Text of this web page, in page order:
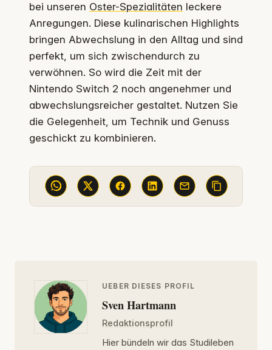
bei unseren Oster-Spezialitäten leckere
Anregungen. Diese kulinarischen Highlights
bringen Abwechslung in den Alltag und sind
perfekt, um sich zwischendurch zu
verwöhnen. So wird die Zeit mit der
Nintendo Switch 2 noch angenehmer und
abwechslungsreicher gestaltet. Nutzen Sie
die Gelegenheit, um Technik und Genuss
geschickt zu kombinieren.
UEBER DIESES PROFIL
Sven Hartmann
Redaktionsprofil
Hier bündeln wir das Studileben